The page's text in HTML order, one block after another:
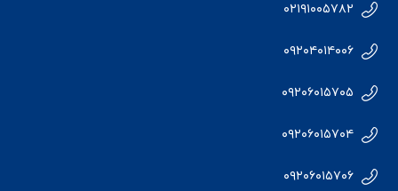
۰۲۱۹۱۰۰۵۷۸۲
۰۹۲۰۴۰۱۴۰۰۶
۰۹۲۰۶۰۱۵۷۰۵
۰۹۲۰۶۰۱۵۷۰۴
۰۹۲۰۶۰۱۵۷۰۶